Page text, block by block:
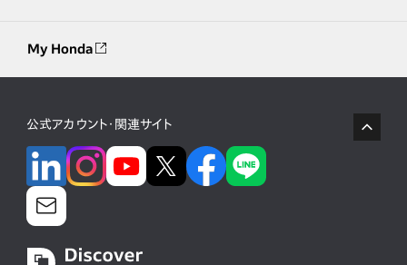
My Honda
公式アカウント・関連サイト